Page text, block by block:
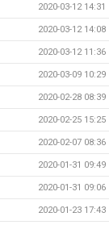
2020-03-12 14:31
2020-03-12 14:08
2020-03-12 11:36
2020-03-09 10:29
2020-02-28 08:39
2020-02-25 15:25
2020-02-07 08:36
2020-01-31 09:49
2020-01-31 09:06
2020-01-23 17:43